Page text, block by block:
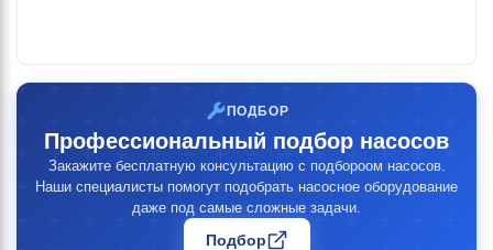
ПОДБОР
Профессиональный подбор насосов
Закажите бесплатную консультацию с подбороом насосов.
Наши специалисты помогут подобрать насосное оборудование
даже под самые сложные задачи.
Подбор